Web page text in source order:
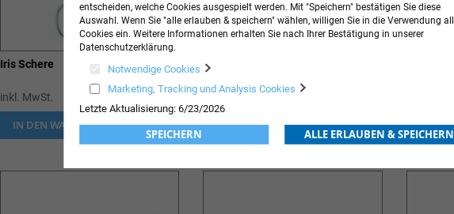
Iris Schere
inkl. MwSt. 49,92 €
IN DEN WARENKORB ZUR
Chirurgische Schere gerade
inkl. MwSt.
IN DEN WARENKORB ZUR IN
entscheiden, welche Cookies ausgespielt werden. Mit "Speichern" bestätigen Sie diese
Auswahl. Wenn Sie "alle erlauben & speichern" wählen, willigen Sie in die Verwendung
Cookies ein. Weitere Informationen erhalten Sie nach Ihrer Bestätigung in unserer
Datenschutzerklärung.
Notwendige Cookies
Marketing, Tracking und Analysis Cookies
Letzte Aktualisierung: 6/23/2026
SPEICHERN ALLE ERLAUBEN & SPEICHERN